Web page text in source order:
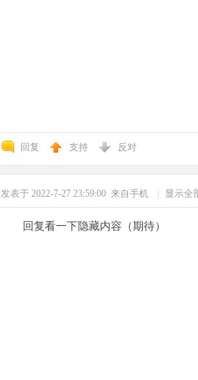
回复 支持 反对
发表于 2022-7-27 23:59:00 来自手机 显示全
回复看一下隐藏内容（期待）